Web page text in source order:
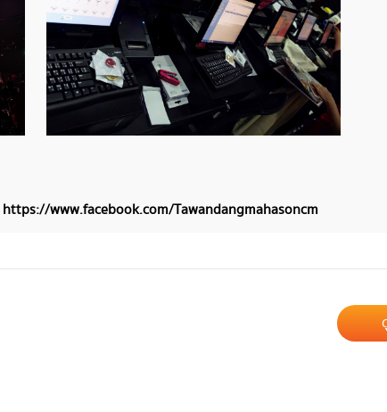
https://www.facebook.com/Tawandangmahasoncm